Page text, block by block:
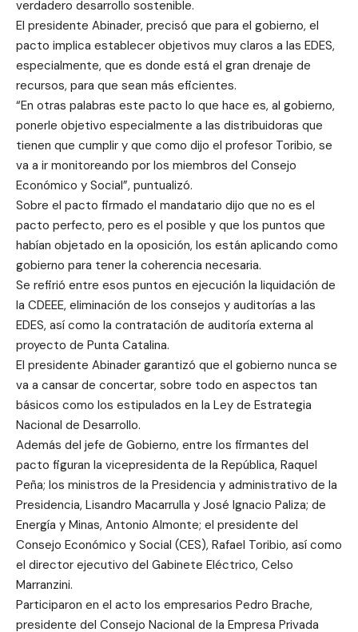
verdadero desarrollo sostenible.
El presidente Abinader, precisó que para el gobierno, el
pacto implica establecer objetivos muy claros a las EDES,
especialmente, que es donde está el gran drenaje de
recursos, para que sean más eficientes.
“En otras palabras este pacto lo que hace es, al gobierno,
ponerle objetivo especialmente a las distribuidoras que
tienen que cumplir y que como dijo el profesor Toribio, se
va a ir monitoreando por los miembros del Consejo
Económico y Social”, puntualizó.
Sobre el pacto firmado el mandatario dijo que no es el
pacto perfecto, pero es el posible y que los puntos que
habían objetado en la oposición, los están aplicando como
gobierno para tener la coherencia necesaria.
Se refirió entre esos puntos en ejecución la liquidación de
la CDEEE, eliminación de los consejos y auditorías a las
EDES, así como la contratación de auditoría externa al
proyecto de Punta Catalina.
El presidente Abinader garantizó que el gobierno nunca se
va a cansar de concertar, sobre todo en aspectos tan
básicos como los estipulados en la Ley de Estrategia
Nacional de Desarrollo.
Además del jefe de Gobierno, entre los firmantes del
pacto figuran la vicepresidenta de la República, Raquel
Peña; los ministros de la Presidencia y administrativo de la
Presidencia, Lisandro Macarrulla y José Ignacio Paliza; de
Energía y Minas, Antonio Almonte; el presidente del
Consejo Económico y Social (CES), Rafael Toribio, así como
el director ejecutivo del Gabinete Eléctrico, Celso
Marranzini.
Participaron en el acto los empresarios Pedro Brache,
presidente del Consejo Nacional de la Empresa Privada